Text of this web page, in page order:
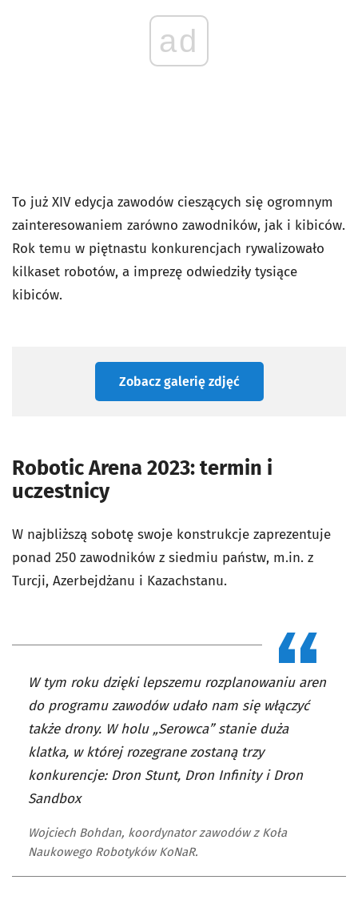
ad
To już XIV edycja zawodów cieszących się ogromnym
zainteresowaniem zarówno zawodników, jak i kibiców.
Rok temu w piętnastu konkurencjach rywalizowało
kilkaset robotów, a imprezę odwiedziły tysiące
kibiców.
Zobacz galerię zdjęć
Robotic Arena 2023: termin i
uczestnicy
W najbliższą sobotę swoje konstrukcje zaprezentuje
ponad 250 zawodników z siedmiu państw, m.in. z
Turcji, Azerbejdżanu i Kazachstanu.
W tym roku dzięki lepszemu rozplanowaniu aren
do programu zawodów udało nam się włączyć
także drony. W holu „Serowca” stanie duża
klatka, w której rozegrane zostaną trzy
konkurencje: Dron Stunt, Dron Infinity i Dron
Sandbox
Wojciech Bohdan, koordynator zawodów z Koła
Naukowego Robotyków KoNaR.